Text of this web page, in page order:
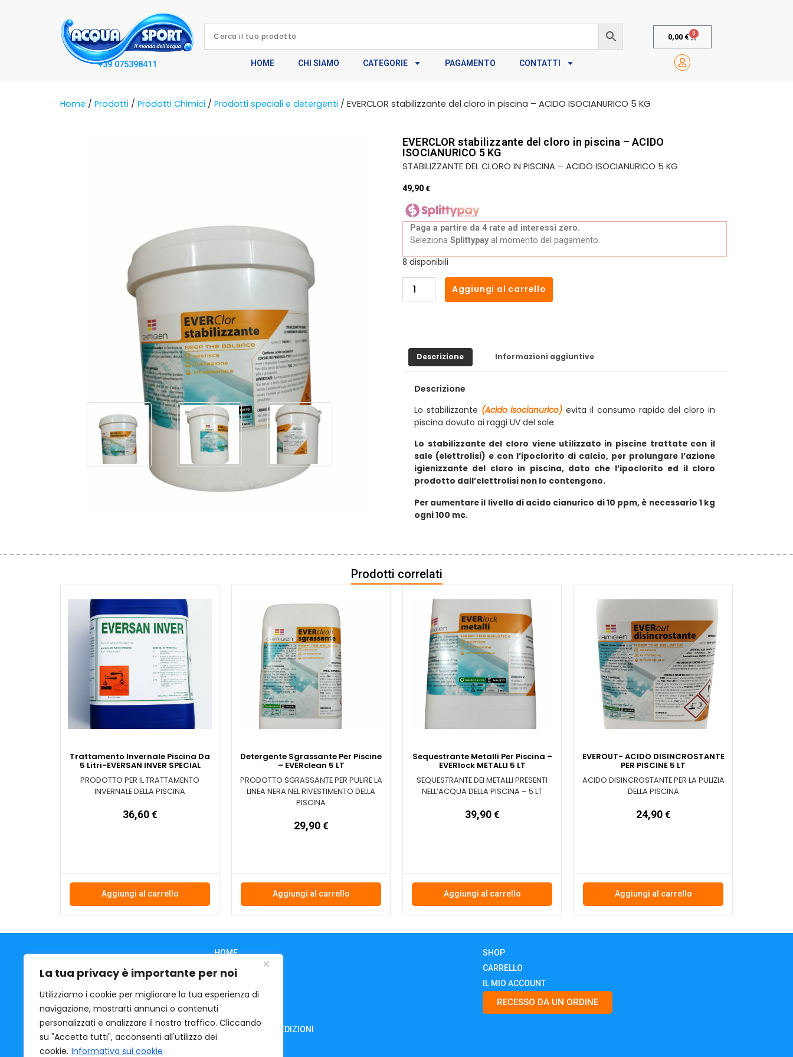
La tua privacy è importante per noi
Utilizziamo i cookie per migliorare la tua esperienza di
navigazione, mostrarti annunci o contenuti
personalizzati e analizzare il nostro traffico. Cliccando
su "Accetta tutti", acconsenti all'utilizzo dei
cookie. Informativa sui cookie
+39 075398411 HOME CHI SIAMO CATEGORIE PAGAMENTO CONTATTI
0,00 € 0
Home / Prodotti / Prodotti Chimici / Prodotti speciali e detergenti / EVERCLOR stabilizzante del cloro in piscina – ACIDO ISOCIANURICO 5 KG
EVERCLOR stabilizzante del cloro in piscina – ACIDO
ISOCIANURICO 5 KG
STABILIZZANTE DEL CLORO IN PISCINA – ACIDO ISOCIANURICO 5 KG
49,90€
Paga a partire da 4 rate ad interessi zero.
Seleziona Splittypay al momento del pagamento.
8 disponibili
Aggiungi al carrello
Descrizione Informazioni aggiuntive
Descrizione
Lo stabilizzante (Acido isocianurico) evita il consumo rapido del cloro in
piscina dovuto ai raggi UV del sole.
Lo stabilizzante del cloro viene utilizzato in piscine trattate con il
sale (elettrolisi) e con l’ipoclorito di calcio, per prolungare l’azione
igienizzante del cloro in piscina, dato che l’ipoclorito ed il cloro
prodotto dall’elettrolisi non lo contengono.
Per aumentare il livello di acido cianurico di 10 ppm, è necessario 1 kg
ogni 100 mc.
Prodotti correlati
Trattamento Invernale Piscina Da
5 Litri-EVERSAN INVER SPECIAL
PRODOTTO PER IL TRATTAMENTO
INVERNALE DELLA PISCINA
36,60 €
Aggiungi al carrello
Detergente Sgrassante Per Piscine
– EVERclean 5 LT
PRODOTTO SGRASSANTE PER PULIRE LA
LINEA NERA NEL RIVESTIMENTO DELLA
PISCINA
29,90 €
Aggiungi al carrello
Sequestrante Metalli Per Piscina –
EVERlock METALLI 5 LT
SEQUESTRANTE DEI METALLI PRESENTI
NELL’ACQUA DELLA PISCINA – 5 LT
39,90 €
Aggiungi al carrello
EVEROUT- ACIDO DISINCROSTANTE
PER PISCINE 5 LT
ACIDO DISINCROSTANTE PER LA PULIZIA
DELLA PISCINA
24,90 €
Aggiungi al carrello
HOME
CHI SIAMO
COOKIE
PRIVACY
CONDIZIONI E SPEDIZIONI
ACQUASPORT.IT
SHOP
CARRELLO
IL MIO ACCOUNT
RECESSO DA UN ORDINE